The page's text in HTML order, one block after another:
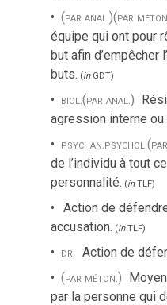
(par anal.)(par
équipe qui ont pour
but afin d’empêcher
buts. (inGDT)
biol.(par anal.)
agression interne ou
psychan.psychol.
de l’individu à tout
personnalité. (inTLF)
Action de
accusation. (inTLF)
dr. Action de
(par méton.)
par la personne qui